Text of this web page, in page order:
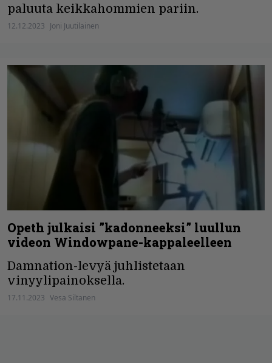
paluuta keikkahommien pariin.
12.12.2023 Joni Juutilainen
Opeth julkaisi ”kadonneeksi” luullun
videon Windowpane-kappaleelleen
Damnation-levyä juhlistetaan
vinyylipainoksella.
17.11.2023 Vesa Siltanen